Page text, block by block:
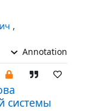
,
Annotation
системы